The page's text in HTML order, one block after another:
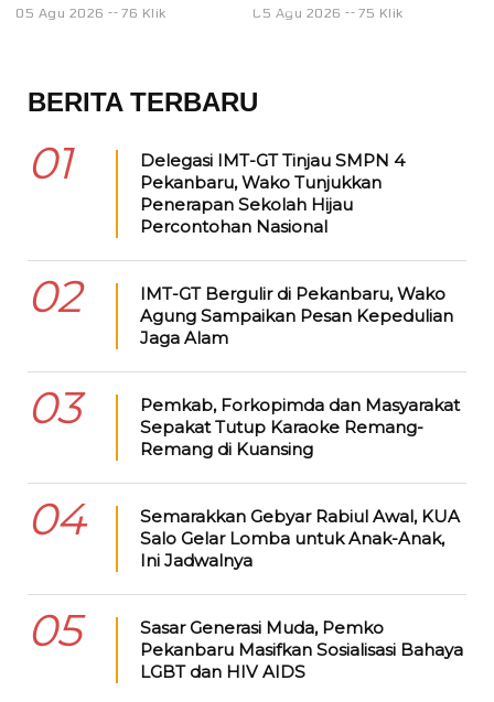
05 Agu 2026 76 Klik 05 Agu 2026 75 Klik
BERITA TERBARU
01
Delegasi IMT-GT Tinjau SMPN 4
Pekanbaru, Wako Tunjukkan
Penerapan Sekolah Hijau
Percontohan Nasional
02
IMT-GT Bergulir di Pekanbaru, Wako
Agung Sampaikan Pesan Kepedulian
Jaga Alam
03
Pemkab, Forkopimda dan Masyarakat
Sepakat Tutup Karaoke Remang-
Remang di Kuansing
04
Semarakkan Gebyar Rabiul Awal, KUA
Salo Gelar Lomba untuk Anak-Anak,
Ini Jadwalnya
05
Sasar Generasi Muda, Pemko
Pekanbaru Masifkan Sosialisasi Bahaya
LGBT dan HIV AIDS